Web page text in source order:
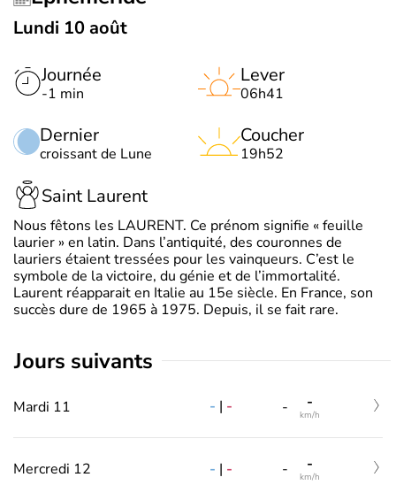
Lundi 10 août
Journée
-1 min
Dernier
croissant de Lune
Lever
06h41
Coucher
19h52
Saint Laurent
Nous fêtons les LAURENT. Ce prénom signifie « feuille
laurier » en latin. Dans l’antiquité, des couronnes de
lauriers étaient tressées pour les vainqueurs. C’est le
symbole de la victoire, du génie et de l’immortalité.
Laurent réapparait en Italie au 15e siècle. En France, son
succès dure de 1965 à 1975. Depuis, il se fait rare.
jours suivants
Mardi 11 - | - - -
km/h
Mercredi 12 - | - - -
km/h